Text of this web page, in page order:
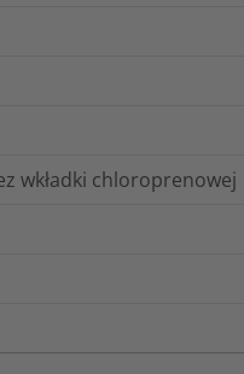
wkładki chloroprenowej